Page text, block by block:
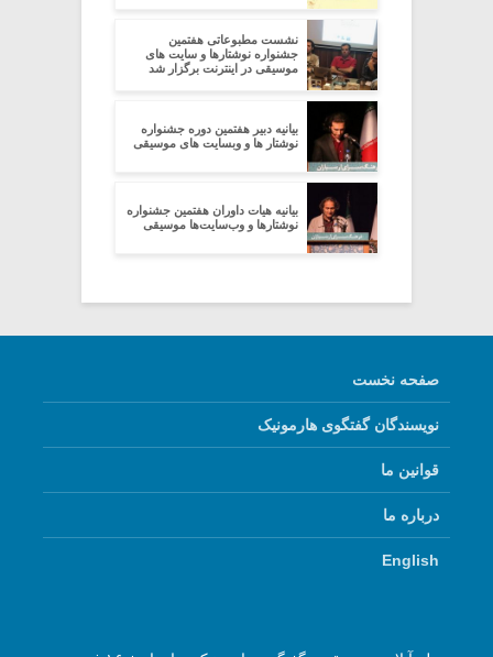
نشست مطبوعاتی هفتمین
جشنواره نوشتارها و سایت های
موسیقی در اینترنت برگزار شد
بیانیه دبیر هفتمین دوره جشنواره
نوشتار ها و وبسایت های موسیقی
بیانیه هیات داوران هفتمین جشنواره
نوشتارها و وب‌سایت‌ها موسیقی
صفحه نخست
نویسندگان گفتگوی هارمونیک
قوانین ما
درباره ما
English